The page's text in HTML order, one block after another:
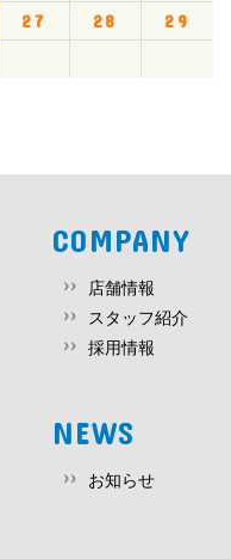
27 28
29
COMPANY
店舗情報
スタッフ紹介
採用情報
NEWS
お知らせ